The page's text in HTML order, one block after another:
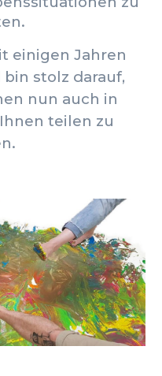
einigen Jahren
stolz darauf,
nun auch in
teilen zu